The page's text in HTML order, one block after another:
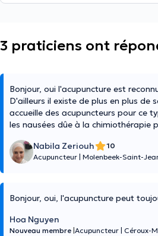
3 praticiens ont
Bonjour, oui l'acupuncture est
D'ailleurs il existe de plus en plus de
accueille des acupuncteurs pour ce
les nausées dûe à la chimiothérapie
Nabila Zeriouh
10
Acupuncteur Molenbeek-Saint-
Bonjour, oui, l'acupuncture peut
Hoa Nguyen
Nouveau membre Acupuncteur Céroux-